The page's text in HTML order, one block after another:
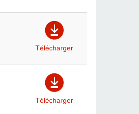
Télécharger
Télécharger